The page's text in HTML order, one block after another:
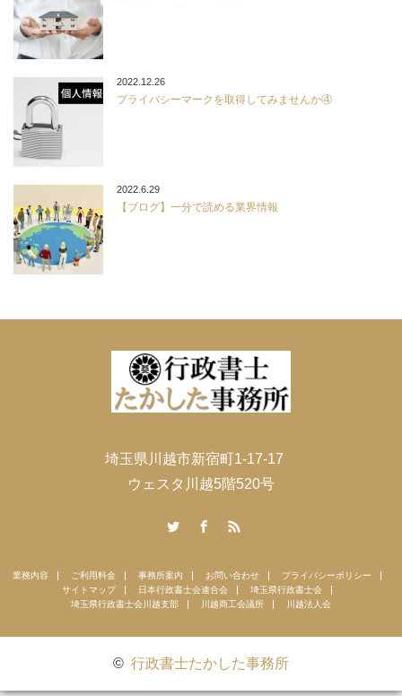
2022.12.26
プライバシーマークを取得してみませんか④
2022.6.29
【ブログ】一分で読める業界情報
埼玉県川越市新宿町1-17-17
ウェスタ川越5階520号
業務内容 ご利用料金 事務所案内 お問い合わせ
プライバシーポリシー
サイトマップ
日本行政書士会連合会
埼玉県行政書士会
埼玉県行政書士会川越支部
川越商工会議所 川越法人会
© 行政書士たかした事務所